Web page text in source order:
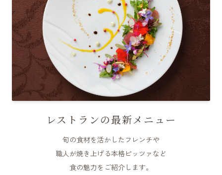
レストランの最新メニュー
旬の食材を活かしたフレンチや
職人が焼き上げる本格ピッツァなど
食の魅力をご紹介します。